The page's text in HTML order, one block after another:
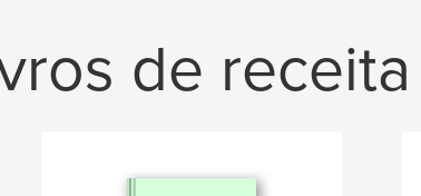
de receita